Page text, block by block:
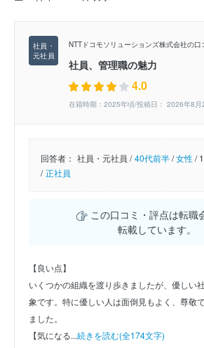
NTTドコモソリューションズ株式会社の口
社員、管理職の魅力
4.0
在籍時期：2025年頃/投稿日： 2026年8月
回答者： 社員・元社員 / 40代前半/女性/
/ 正社員
この口コミ・評点は転職
転載しています。
【良い点】
いくつかの組織を渡り歩きましたが、優しい
象です。特に優しい人は面倒見もよく、尊敬
ました。
【気になる...続きを読む(全174文字)